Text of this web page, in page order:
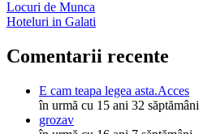
Locuri de Munca
Hoteluri in Galati
Comentarii recente
E cam teapa legea asta.Acces
în urmă cu 15 ani 32 săptămâni
grozav